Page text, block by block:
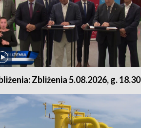
Zbliżenia 5.08.2026, g. 18.30